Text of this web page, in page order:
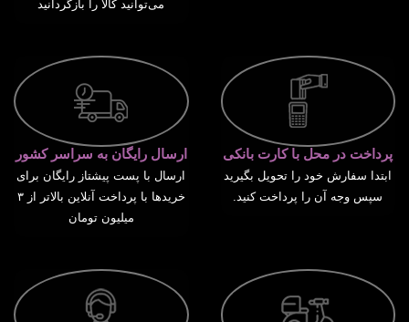
می‌توانید کالا را بازگردانید
پرداخت در محل با کارت بانکی
ابتدا سفارش خود را تحویل بگیرید
سپس وجه آن را پرداخت کنید.
ارسال رایگان به سراسر کشور
ارسال با پست پیشتاز رایگان برای
خریدها با پرداخت آنلاین بالاتر از ۳
میلیون تومان